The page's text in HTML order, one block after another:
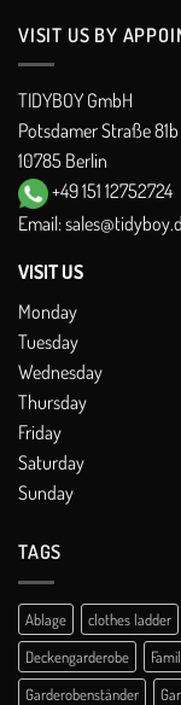
VISIT US BY
TIDYBOY GmbH
Potsdamer Straße 81b
10785 Berlin
+49 151 12752724
Email:
VISIT US
Monday
Tuesday
Wednesday
Thursday
Friday
Saturday
Sunday
TAGS
Ablage clothes ladder
Deckengarderobe
Garderobenständer